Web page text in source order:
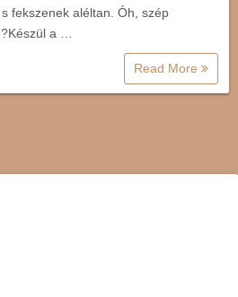
fekszenek aléltan. Óh, szép
a …
Read More